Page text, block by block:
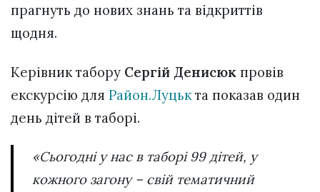
прагнуть до нових знань та відкриттів
щодня.
Керівник табору Сергій Денисюк провів
екскурсію для Район.Луцьк та показав один
день дітей в таборі.
«Сьогодні у нас в таборі 99 дітей, у
кожного загону – свій тематичний